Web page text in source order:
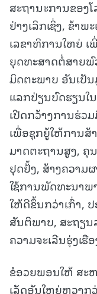
ສະຖານະການຂອ
ຢ່າງເລິກເຊິ່ງ, ຂ້າ
ເລຂາທິການໃຫຍ່
ຍຸດທະສາດຕໍ່ສາຍພົ
ມິດຕະພາບ ອັນເປັນ
ແລກປ່ຽນບົດຮຽນ
ເປີດກວ້າງການຮ່ວ
ເພື່ອຊຸກຍູ້ໃຫ້ການສ້
ມາດຕະຖານສູງ, ຄຸ
ຢຸດຢັ້ງ, ສ້າງຄວາມ
ໃຊ້ການພັດທະນາພ
ໃຫ້ດີຂຶ້ນກວ່າເກົ່າ,
ສັນຕິພາບ, ສະຖຽ
ຄວາມຈະເລີນຮຸ່ງເ
ຂໍອວຍພອນໃຫ້ ສະ
ເລັດອັນໃຫຍ່ຫຼວງກ